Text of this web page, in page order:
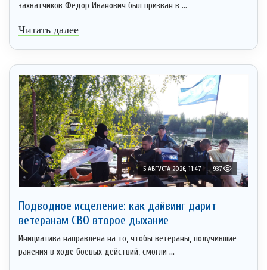
захватчиков Федор Иванович был призван в ...
Читать далее
5 АВГУСТА 2026, 11:47 937
Подводное исцеление: как дайвинг дарит
ветеранам СВО второе дыхание
Инициатива направлена на то, чтобы ветераны, получившие
ранения в ходе боевых действий, смогли ...